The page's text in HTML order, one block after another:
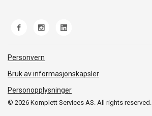
Ofte stilte spørsmål
© 2026 Komplett Services AS. All rights reserved.
Personvern
Bruk av informasjonskapsler
Personopplysninger